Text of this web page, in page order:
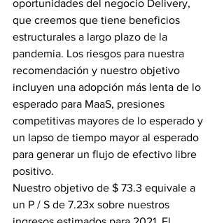
oportunidades del negocio Delivery,
que creemos que tiene beneficios
estructurales a largo plazo de la
pandemia. Los riesgos para nuestra
recomendación y nuestro objetivo
incluyen una adopción más lenta de lo
esperado para MaaS, presiones
competitivas mayores de lo esperado y
un lapso de tiempo mayor al esperado
para generar un flujo de efectivo libre
positivo.
Nuestro objetivo de $ 73.3 equivale a
un P / S de 7.23x sobre nuestros